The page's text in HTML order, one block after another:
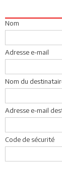
Nom
Adresse e-mail
Nom du
Adresse e-mail
Code de sécurité